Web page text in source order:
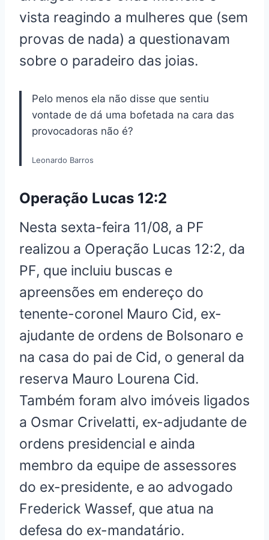
vista reagindo a mulheres que (sem
provas de nada) a questionavam
sobre o paradeiro das joias.
Pelo menos ela não disse que sentiu
vontade de dá uma bofetada na cara das
provocadoras não é?
Leonardo Barros
Operação Lucas 12:2
Nesta sexta-feira 11/08, a PF
realizou a Operação Lucas 12:2, da
PF, que incluiu buscas e
apreensões em endereço do
tenente-coronel Mauro Cid, ex-
ajudante de ordens de Bolsonaro e
na casa do pai de Cid, o general da
reserva Mauro Lourena Cid.
Também foram alvo imóveis ligados
a Osmar Crivelatti, ex-adjudante de
ordens presidencial e ainda
membro da equipe de assessores
do ex-presidente, e ao advogado
Frederick Wassef, que atua na
defesa do ex-mandatário.